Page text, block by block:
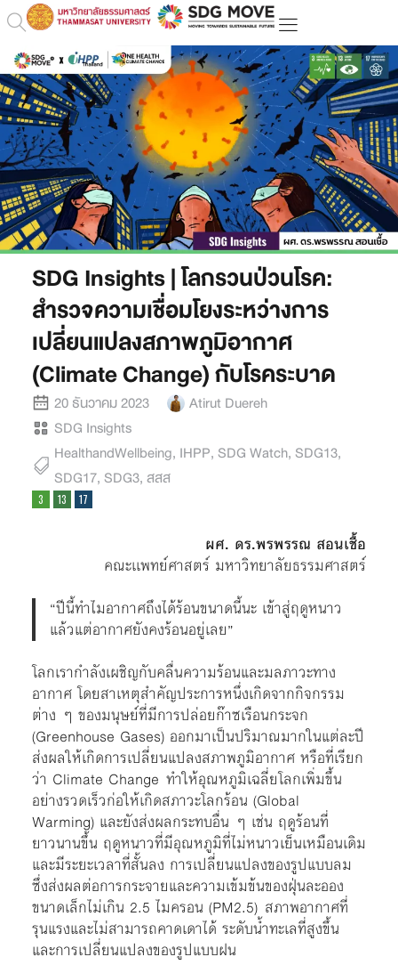
SDG Insights | โลกรวนป่วนโรค:
สำรวจความเชื่อมโยงระหว่างการ
เปลี่ยนแปลงสภาพภูมิอากาศ
(Climate Change) กับโรคระบาด
20 ธันวาคม 2023
Atirut Duereh
SDG Insights
HealthandWellbeing, IHPP, SDG Watch, SDG13,
SDG17, SDG3,สสส
ผศ. ดร.พรพรรณ สอนเชื้อ
คณะเเพทย์ศาสตร์ มหาวิทยาลัยธรรมศาสตร์
“ปีนี้ทำไมอากาศถึงได้ร้อนขนาดนี้นะ เข้าสู่ฤดูหนาว
แล้วแต่อากาศยังคงร้อนอยู่เลย”
โลกเรากำลังเผชิญกับคลื่นความร้อนและมลภาวะทาง
อากาศ โดยสาเหตุสำคัญประการหนึ่งเกิดจากกิจกรรม
ต่าง ๆ ของมนุษย์ที่มีการปล่อยก๊าซเรือนกระจก
(Greenhouse Gases) ออกมาเป็นปริมาณมากในแต่ละปี
ส่งผลให้เกิดการเปลี่ยนแปลงสภาพภูมิอากาศ หรือที่เรียก
ว่า Climate Change ทำให้อุณหภูมิเฉลี่ยโลกเพิ่มขึ้น
อย่างรวดเร็วก่อให้เกิดสภาวะโลกร้อน (Global
Warming) และยังส่งผลกระทบอื่น ๆ เช่น ฤดูร้อนที่
ยาวนานขึ้น ฤดูหนาวที่มีอุณหภูมิที่ไม่หนาวเย็นเหมือนเดิม
และมีระยะเวลาที่สั้นลง การเปลี่ยนแปลงของรูปแบบลม
ซึ่งส่งผลต่อการกระจายและความเข้มข้นของฝุ่นละออง
ขนาดเล็กไม่เกิน 2.5 ไมครอน (PM2.5) สภาพอากาศที่
รุนแรงและไม่สามารถคาดเดาได้ ระดับน้ำทะเลที่สูงขึ้น
และการเปลี่ยนแปลงของรูปแบบฝน